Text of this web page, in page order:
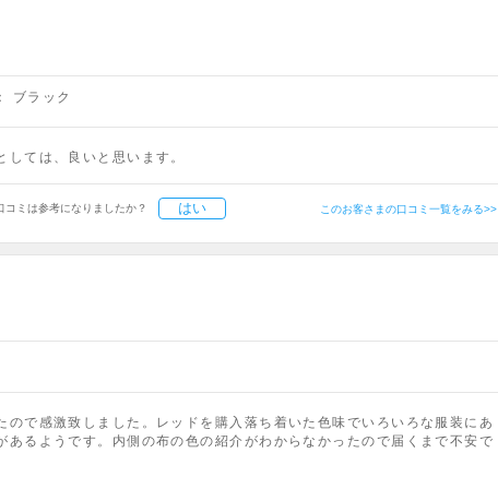
ブラック
ては、良いと思います。
コミは参考になりましたか？ はい このお客さまの口コミ一覧をみる>>
で感激致しました。レッドを購入落ち着いた色味でいろいろな服装にあ
るようです。内側の布の色の紹介がわからなかったので届くまで不安で